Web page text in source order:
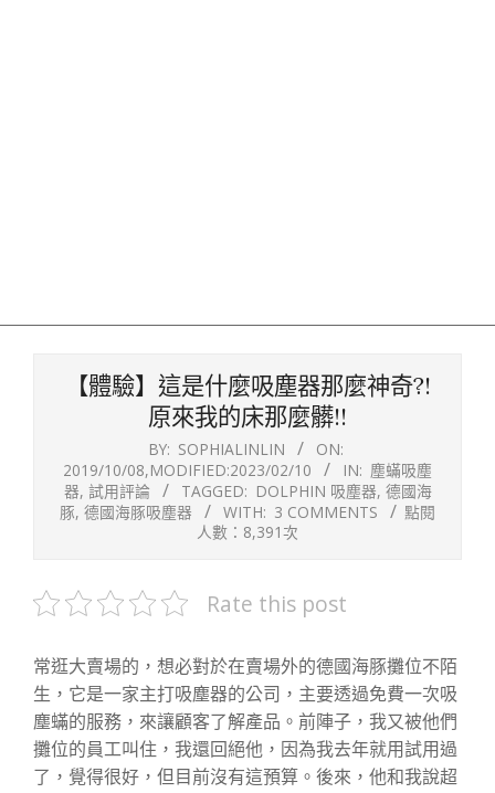
【體驗】這是什麼吸塵器那麼神奇?!
原來我的床那麼髒!!
BY: SOPHIALINLIN
ON:
2019/10/08,MODIFIED:2023/02/10 IN: 塵蟎吸塵
器, 試用評論 TAGGED: DOLPHIN 吸塵器, 德國海
豚, 德國海豚吸塵器 WITH: 3 COMMENTS
點閱
人數：8,391次
Rate this post
常逛大賣場的，想必對於在賣場外的德國海豚攤位不陌
生，它是一家主打吸塵器的公司，主要透過免費一次吸
塵蟎的服務，來讓顧客了解產品。前陣子，我又被他們
攤位的員工叫住，我還回絕他，因為我去年就用試用過
了，覺得很好，但目前沒有這預算。後來，他和我說超